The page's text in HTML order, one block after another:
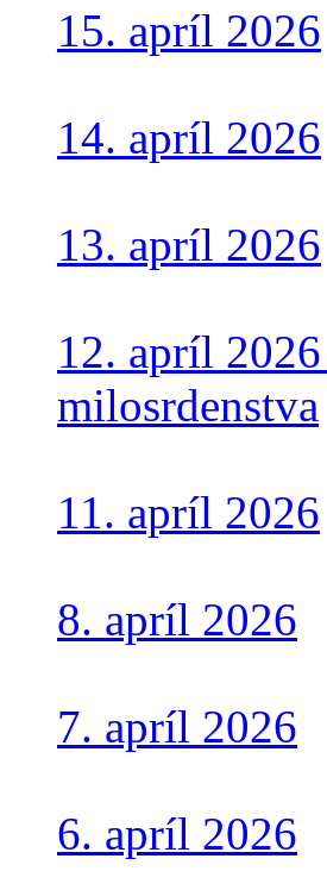
15. apríl 2026
14. apríl 2026
13. apríl 2026
12. apríl
milosrdenstva
11. apríl 2026
8. apríl 2026
7. apríl 2026
6. apríl 2026